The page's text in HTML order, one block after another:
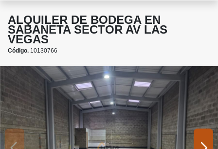
ALQUILER DE BODEGA EN
SABANETA SECTOR AV LAS
VEGAS
Código. 10130766